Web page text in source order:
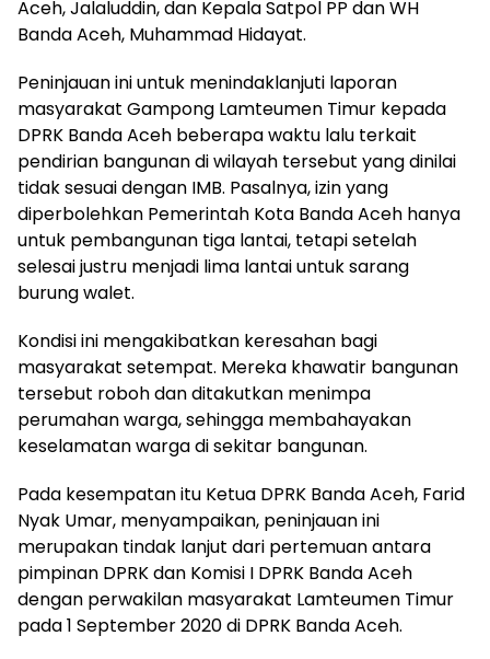
Aceh, Jalaluddin, dan Kepala Satpol PP dan WH
Banda Aceh, Muhammad Hidayat.
Peninjauan ini untuk menindaklanjuti laporan
masyarakat Gampong Lamteumen Timur kepada
DPRK Banda Aceh beberapa waktu lalu terkait
pendirian bangunan di wilayah tersebut yang dinilai
tidak sesuai dengan IMB. Pasalnya, izin yang
diperbolehkan Pemerintah Kota Banda Aceh hanya
untuk pembangunan tiga lantai, tetapi setelah
selesai justru menjadi lima lantai untuk sarang
burung walet.
Kondisi ini mengakibatkan keresahan bagi
masyarakat setempat. Mereka khawatir bangunan
tersebut roboh dan ditakutkan menimpa
perumahan warga, sehingga membahayakan
keselamatan warga di sekitar bangunan.
Pada kesempatan itu Ketua DPRK Banda Aceh, Farid
Nyak Umar, menyampaikan, peninjauan ini
merupakan tindak lanjut dari pertemuan antara
pimpinan DPRK dan Komisi I DPRK Banda Aceh
dengan perwakilan masyarakat Lamteumen Timur
pada 1 September 2020 di DPRK Banda Aceh.